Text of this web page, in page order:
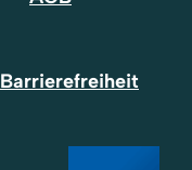
Barrierefreiheit